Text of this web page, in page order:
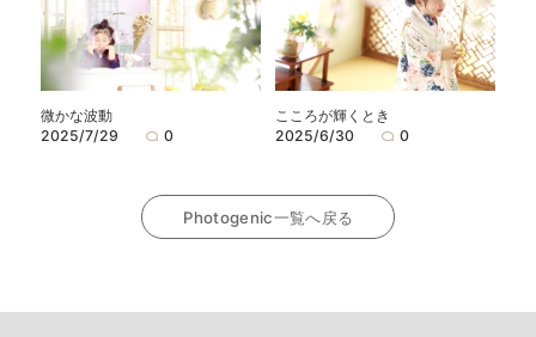
微かな波動
2025/7/29
0
こころが輝くとき
2025/6/30
0
Photogenic一覧へ戻る